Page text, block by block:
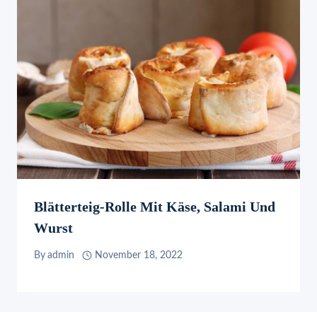
Blätterteig-Rolle Mit Käse, Salami Und
Wurst
By admin November 18, 2022